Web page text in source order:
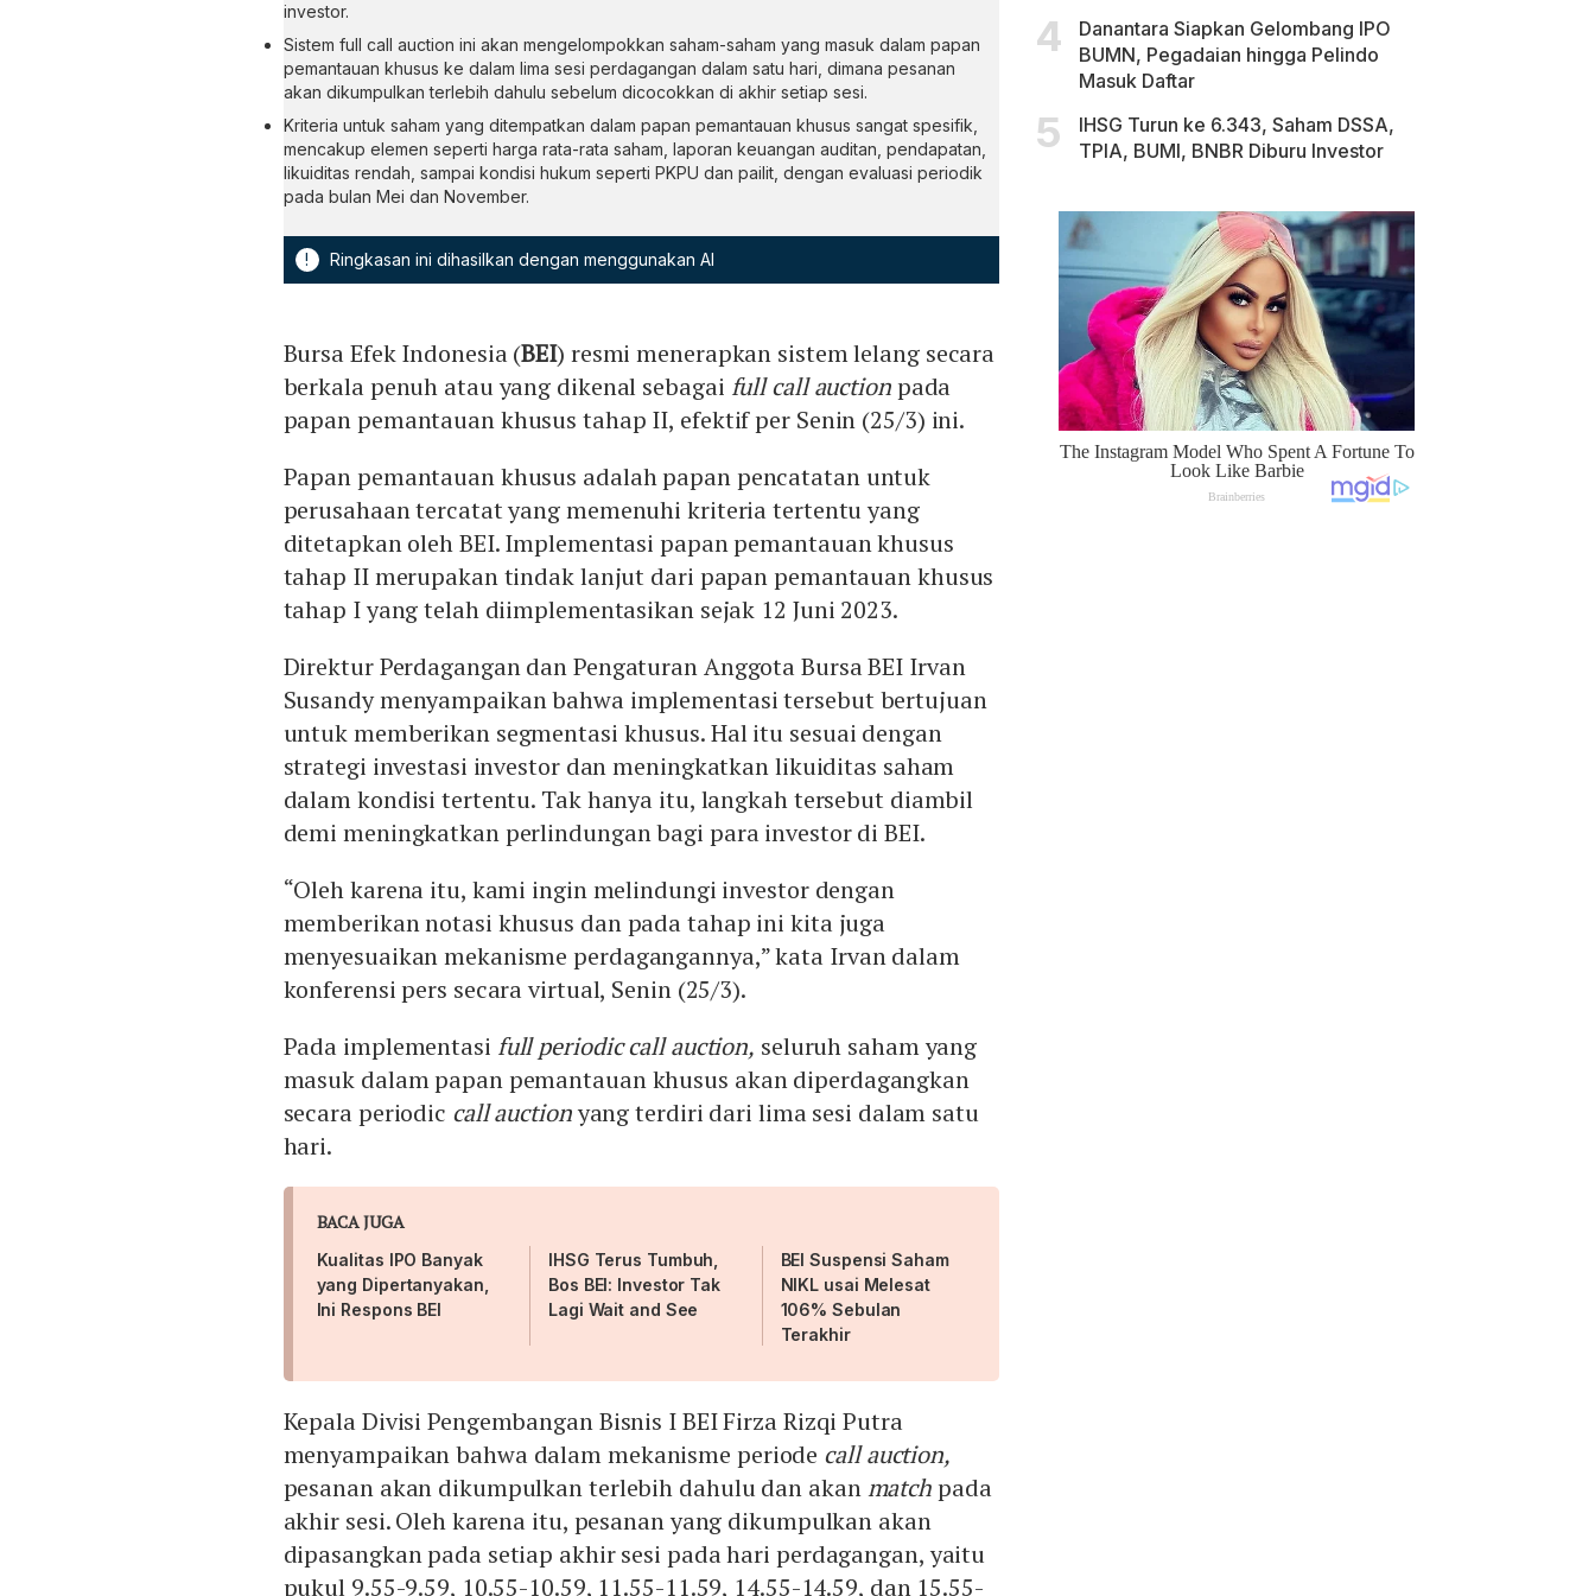
investor.
Sistem full call auction ini akan mengelompokkan saham-saham yang masuk dalam papan
pemantauan khusus ke dalam lima sesi perdagangan dalam satu hari, dimana pesanan
akan dikumpulkan terlebih dahulu sebelum dicocokkan di akhir setiap sesi.
Kriteria untuk saham yang ditempatkan dalam papan pemantauan khusus sangat spesifik,
mencakup elemen seperti harga rata-rata saham, laporan keuangan auditan, pendapatan,
likuiditas rendah, sampai kondisi hukum seperti PKPU dan pailit, dengan evaluasi periodik
pada bulan Mei dan November.
! Ringkasan ini dihasilkan dengan menggunakan AI
Bursa Efek Indonesia (BEI) resmi menerapkan sistem lelang secara
berkala penuh atau yang dikenal sebagai full call auctionpada
papan pemantauan khusus tahap II, efektif per Senin (25/3) ini.
Papan pemantauan khusus adalah papan pencatatan untuk
perusahaan tercatat yang memenuhi kriteria tertentu yang
ditetapkan oleh BEI. Implementasi papan pemantauan khusus
tahap II merupakan tindak lanjut dari papan pemantauan khusus
tahap I yang telah diimplementasikan sejak 12 Juni 2023.
Direktur Perdagangan dan Pengaturan Anggota Bursa BEI Irvan
Susandy menyampaikan bahwa implementasi tersebut bertujuan
untuk memberikan segmentasi khusus. Hal itu sesuai dengan
strategi investasi investor dan meningkatkan likuiditas saham
dalam kondisi tertentu. Tak hanya itu, langkah tersebut diambil
demi meningkatkan perlindungan bagi para investor di BEI.
“Oleh karena itu, kami ingin melindungi investor dengan
memberikan notasi khusus dan pada tahap ini kita juga
menyesuaikan mekanisme perdagangannya,” kata Irvan dalam
konferensi pers secara virtual, Senin (25/3).
Pada implementasi full periodic call auction, seluruh saham yang
masuk dalam papan pemantauan khusus akan diperdagangkan
secara periodic call auctionyang terdiri dari lima sesi dalam satu
hari.
BACA JUGA
Kualitas IPO Banyak
yang Dipertanyakan,
Ini Respons BEI
IHSG Terus Tumbuh,
Bos BEI: Investor Tak
Lagi Wait and See
BEI Suspensi Saham
NIKL usai Melesat
106% Sebulan
Terakhir
Kepala Divisi Pengembangan Bisnis I BEI Firza Rizqi Putra
menyampaikan bahwa dalam mekanisme periode call auction,
pesanan akan dikumpulkan terlebih dahulu dan akanmatchpada
akhir sesi. Oleh karena itu, pesanan yang dikumpulkan akan
dipasangkan pada setiap akhir sesi pada hari perdagangan, yaitu
pukul 9.55-9.59, 10.55-10.59, 11.55-11.59, 14.55-14.59, dan 15.55-
Danantara Siapkan Gelombang IPO
BUMN, Pegadaian hingga Pelindo
Masuk Daftar
IHSG Turun ke 6.343, Saham DSSA,
TPIA, BUMI, BNBR Diburu Investor